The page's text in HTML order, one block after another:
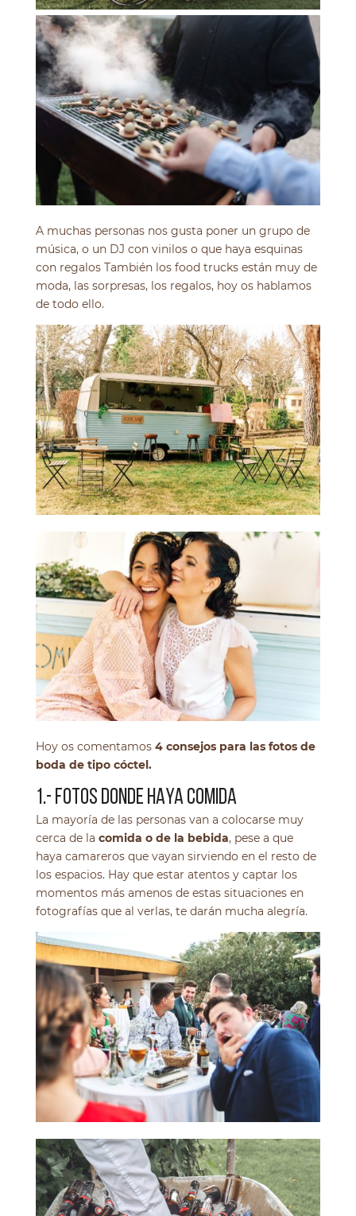
A muchas personas nos gusta poner un grupo de
música, o un DJ con vinilos o que haya esquinas
con regalos También los food trucks están muy de
moda, las sorpresas, los regalos, hoy os hablamos
de todo ello.
Hoy os comentamos 4 consejos para las fotos de
boda de tipo cóctel.
1.- FOTOS DONDE HAYA COMIDA
La mayoría de las personas van a colocarse muy
cerca de la comida o de la bebida, pese a que
haya camareros que vayan sirviendo en el resto de
los espacios. Hay que estar atentos y captar los
momentos más amenos de estas situaciones en
fotografías que al verlas, te darán mucha alegría.